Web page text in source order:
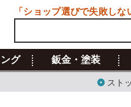
グ 鈑金・塗装
スト
「ショップ選びで失敗し